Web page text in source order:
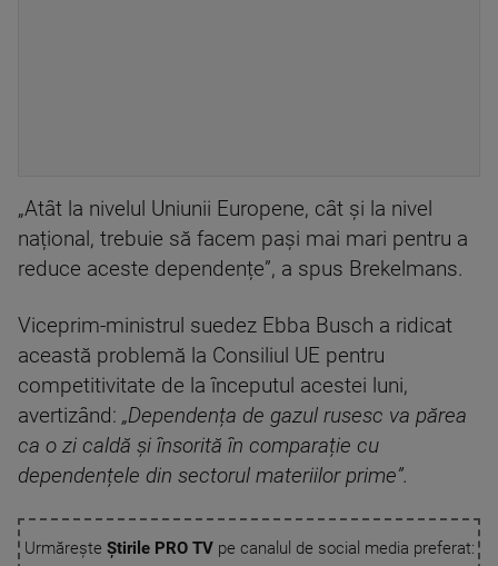
„Atât la nivelul Uniunii Europene, cât și la nivel
național, trebuie să facem pași mai mari pentru a
reduce aceste dependențe”, a spus Brekelmans.
Viceprim-ministrul suedez Ebba Busch a ridicat
această problemă la Consiliul UE pentru
competitivitate de la începutul acestei luni,
avertizând: „Dependența de gazul rusesc va părea
ca o zi caldă și însorită în comparație cu
dependențele din sectorul materiilor prime”.
Urmărește Știrile PRO TVpe canalul de social media preferat: